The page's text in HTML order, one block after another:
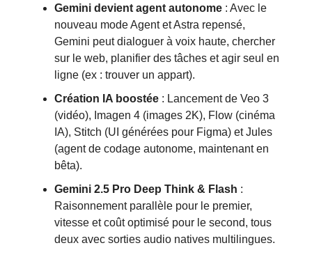
Gemini devient agent autonome : Avec le
nouveau mode Agent et Astra repensé,
Gemini peut dialoguer à voix haute, chercher
sur le web, planifier des tâches et agir seul en
ligne (ex : trouver un appart).
Création IA boostée : Lancement de Veo 3
(vidéo), Imagen 4 (images 2K), Flow (cinéma
IA), Stitch (UI générées pour Figma) et Jules
(agent de codage autonome, maintenant en
bêta).
Gemini 2.5 Pro Deep Think & Flash :
Raisonnement parallèle pour le premier,
vitesse et coût optimisé pour le second, tous
deux avec sorties audio natives multilingues.